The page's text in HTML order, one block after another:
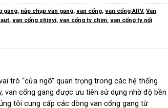
gang, nắp chụp van gang,van cổng,van cổng ARV,Van
,van cổng shinyi,van cổng ty chìm,van cổng ty nổi
trò “cửa ngõ” quan trọng trong các hệ thống
cổng gang được ưu tiên sử dụng nhờ độ bền
tôi cung cấp các dòng van cổng gang từ